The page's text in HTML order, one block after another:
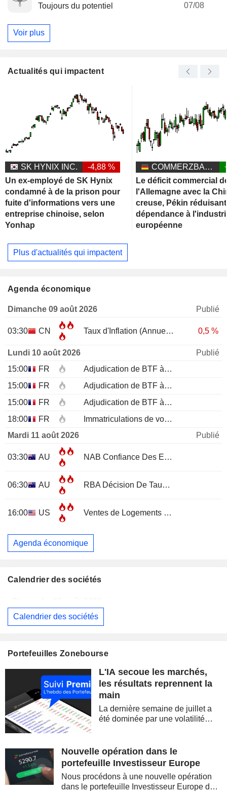
Toujours du potentiel
07/08
Voir plus
Actualités qui impactent
SK HYNIX INC.
-4,88 %
Un ex-employé de SK Hynix
condamné à de la prison pour
fuite d'informations vers une
entreprise chinoise, selon
Yonhap
COMMERZBANK AG
Le déficit commercial
l'Allemagne avec la
creuse, Pékin
dépendance à
européenne
Plus d'actualités qui impactent
Agenda économique
Dimanche 09 août 2026 Publié
03:30 CN Taux d'Inflation (Annuel) 0,5 %
Lundi 10 août 2026
Publié
15:00
FR
Adjudication de BTF à 12 mois
15:00
FR
Adjudication de BTF à 6 mois
15:00
FR
Adjudication de BTF à 3 mois
18:00
FR
Immatriculations de voitures neuves (annuelles)
Mardi 11 août 2026
Publié
03:30 AU NAB Confiance Des Entreprises
06:30 AU RBA Décision De Taux D'Intérêt
16:00 US Ventes de Logements Existants
Agenda économique
Calendrier des sociétés
WESTPAC BANKING CORPORATION
SIMON PROPERTY GROUP, INC.
FERGUSON ENTERPRISES INC. Publication des résultats - Q2 2026 12:45
ROCKET LAB CORPORATION
MOORE THREADS TECHNOLOGY CO., LTD. Publication des résultats - Q2 2026
AMRIZE AG
JBS N.V. Publication des résultats - Q2 2026
GEA GROUP AG
Dimanche 09 août 2026
Calendrier des sociétés
Portefeuilles Zonebourse
L'IA secoue les marchés,
les résultats reprennent la
main
La dernière semaine de juillet a
été dominée par une volatilité
semi-conducteurs. Les
inquiétudes sur la soutenabilité
Nouvelle opération dans le
portefeuille Investisseur Europe
Nous procédons à une nouvelle opération
dans le portefeuille Investisseur Europe de